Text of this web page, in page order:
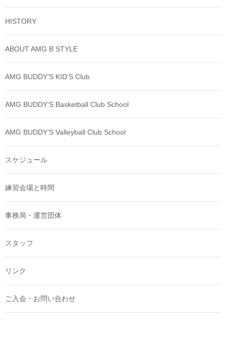
HISTORY
ABOUT AMG B STYLE
AMG BUDDY’S KID’S Club
AMG BUDDY’S Basketball Club School
AMG BUDDY’S Valleyball Club School
スケジュール
練習会場と時間
事務局・運営団体
スタッフ
リンク
ご入会・お問い合わせ